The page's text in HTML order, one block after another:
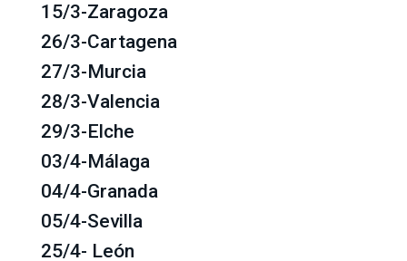
15/3-Zaragoza
26/3-Cartagena
27/3-Murcia
28/3-Valencia
29/3-Elche
03/4-Málaga
04/4-Granada
05/4-Sevilla
25/4- León